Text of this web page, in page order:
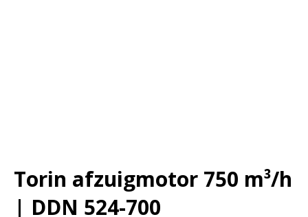
Torin afzuigmotor 750 m³/h
| DDN 524-700